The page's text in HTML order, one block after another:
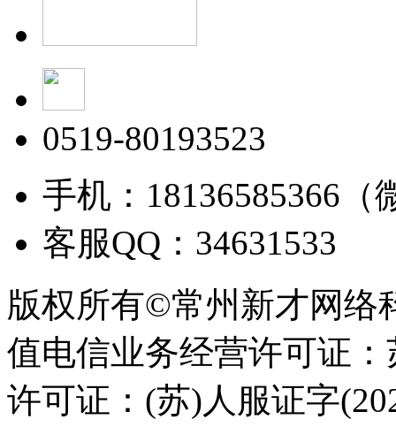
0519-80193523
手机：18136585366（
客服QQ：34631533
版权所有©常州新才网络
值电信业务经营许可证
许可证：(苏)人服证字